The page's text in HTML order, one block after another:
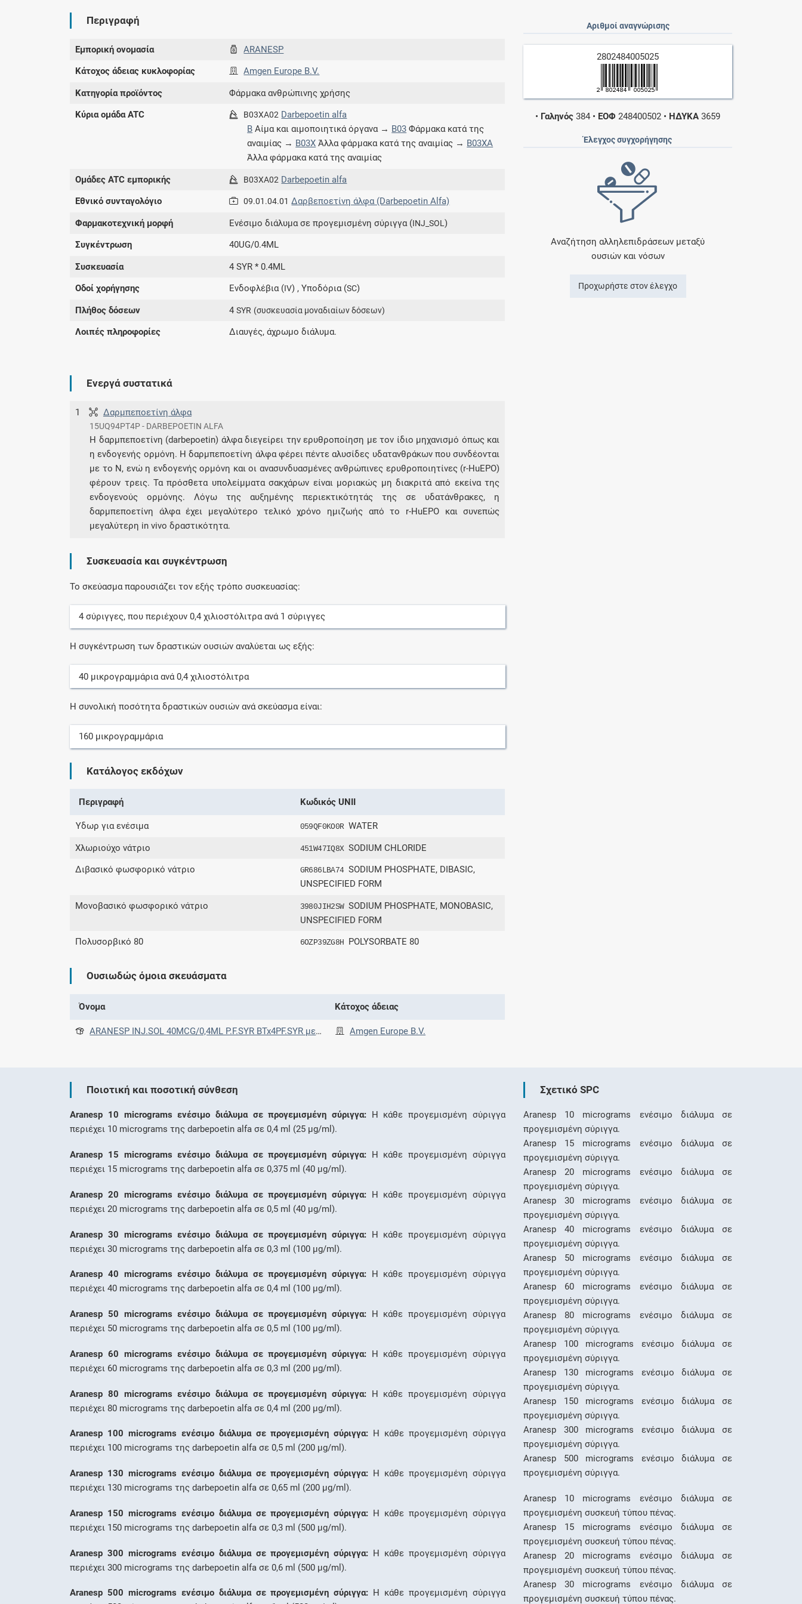
επιπλέον παροχές των συνδρομητικών
Ενδείξεις και αγωγές
Βρείτε θεραπευτικές ενδείξεις και αγωγές για
πορείας του Galinos.gr από το 2011 μέχρι
Περιγραφή
Εμπορική ονομασία ARANESP
Κάτοχος άδειας κυκλοφορίας Amgen Europe B.V.
Κατηγορία προϊόντος Φάρμακα ανθρώπινης χρήσης
Κύρια ομάδα ATC B03XA02 Darbepoetin alfa
B Αίμα και αιμοποιητικά όργανα → B03 Φάρμακα κατά της
αναιμίας → B03X Άλλα φάρμακα κατά της αναιμίας → B03XA
Άλλα φάρμακα κατά της αναιμίας
Ομάδες ATC εμπορικής B03XA02 Darbepoetin alfa
Εθνικό συνταγολόγιο 09.01.04.01 Δαρβεποετίνη άλφα (Darbepoetin Alfa)
Φαρμακοτεχνική μορφή Ενέσιμο διάλυμα σε προγεμισμένη σύριγγα (INJ_SOL)
Συγκέντρωση 40UG/0.4ML
Συσκευασία 4 SYR * 0.4ML
Οδοί χορήγησης Ενδοφλέβια (IV) , Υποδόρια (SC)
Πλήθος δόσεων 4SYR (συσκευασία μοναδιαίων δόσεων)
Λοιπές πληροφορίες Διαυγές, άχρωμο διάλυμα.
Αριθμοί αναγνώρισης
2802484005025
• Γαληνός 384 • ΕΟΦ 248400502 • ΗΔΥΚΑ 3659
Έλεγχος συγχορήγησης
Αναζήτηση αλληλεπιδράσεων μεταξύ
ουσιών και νόσων
Προχωρήστε στον έλεγχο
Ενεργά συστατικά
1 Δαρμπεποετίνη άλφα
15UQ94PT4P - DARBEPOETIN ALFA
Η δαρμπεποετίνη (darbepoetin) άλφα διεγείρει την ερυθροποίηση με τον ίδιο μηχανισμό όπως και
η ενδογενής ορμόνη. Η δαρμπεποετίνη άλφα φέρει πέντε αλυσίδες υδατανθράκων που συνδέονται
με το N, ενώ η ενδογενής ορμόνη και οι ανασυνδυασμένες ανθρώπινες ερυθροποιητίνες (r-HuEPO)
φέρουν τρεις. Τα πρόσθετα υπολείμματα σακχάρων είναι μοριακώς μη διακριτά από εκείνα της
ενδογενούς ορμόνης. Λόγω της αυξημένης περιεκτικότητάς της σε υδατάνθρακες, η
δαρμπεποετίνη άλφα έχει μεγαλύτερο τελικό χρόνο ημιζωής από το r-HuEPO και συνεπώς
μεγαλύτερη in vivo δραστικότητα.
Συσκευασία και συγκέντρωση
Το σκεύασμα παρουσιάζει τον εξής τρόπο συσκευασίας:
4 σύριγγες, που περιέχουν0,4 χιλιοστόλιτραανά 1 σύριγγες
Η συγκέντρωση των δραστικών ουσιών αναλύεται ως εξής:
40 μικρογραμμάριαανά0,4 χιλιοστόλιτρα
Η συνολική ποσότητα δραστικών ουσιών ανά σκεύασμα είναι:
160 μικρογραμμάρια
Κατάλογος εκδόχων
Περιγραφή Κωδικός UNII
Ύδωρ για ενέσιμα 059QF0KO0R WATER
Χλωριούχο νάτριο 451W47IQ8X SODIUM CHLORIDE
Διβασικό φωσφορικό νάτριο GR686LBA74 SODIUM PHOSPHATE, DIBASIC,
UNSPECIFIED FORM
Μονοβασικό φωσφορικό νάτριο 3980JIH2SW SODIUM PHOSPHATE, MONOBASIC,
UNSPECIFIED FORM
Πολυσορβικό 80 6OZP39ZG8H POLYSORBATE 80
Ουσιωδώς όμοια σκευάσματα
Όνομα Κάτοχος άδειας
ARANESP INJ.SOL 40MCG/0,4ML P.F.SYR BTx4PF.SYR με μηχανισμό κάλυψης βελόνας μηχανισμό κάλυψης βελόνας Amgen Europe B.V.
Ποιοτική και ποσοτική σύνθεση
Aranesp 10 micrograms ενέσιμο διάλυμα σε προγεμισμένη σύριγγα: Η κάθε προγεμισμένη σύριγγα
περιέχει 10 micrograms της darbepoetin alfa σε 0,4 ml (25 μg/ml).
Aranesp 15 micrograms ενέσιμο διάλυμα σε προγεμισμένη σύριγγα: Η κάθε προγεμισμένη σύριγγα
περιέχει 15 micrograms της darbepoetin alfa σε 0,375 ml (40 μg/ml).
Aranesp 20 micrograms ενέσιμο διάλυμα σε προγεμισμένη σύριγγα: Η κάθε προγεμισμένη σύριγγα
περιέχει 20 micrograms της darbepoetin alfa σε 0,5 ml (40 μg/ml).
Aranesp 30 micrograms ενέσιμο διάλυμα σε προγεμισμένη σύριγγα: Η κάθε προγεμισμένη σύριγγα
περιέχει 30 micrograms της darbepoetin alfa σε 0,3 ml (100 μg/ml).
Aranesp 40 micrograms ενέσιμο διάλυμα σε προγεμισμένη σύριγγα: Η κάθε προγεμισμένη σύριγγα
περιέχει 40 micrograms της darbepoetin alfa σε 0,4 ml (100 μg/ml).
Aranesp 50 micrograms ενέσιμο διάλυμα σε προγεμισμένη σύριγγα: Η κάθε προγεμισμένη σύριγγα
περιέχει 50 micrograms της darbepoetin alfa σε 0,5 ml (100 μg/ml).
Aranesp 60 micrograms ενέσιμο διάλυμα σε προγεμισμένη σύριγγα: Η κάθε προγεμισμένη σύριγγα
περιέχει 60 micrograms της darbepoetin alfa σε 0,3 ml (200 μg/ml).
Aranesp 80 micrograms ενέσιμο διάλυμα σε προγεμισμένη σύριγγα: Η κάθε προγεμισμένη σύριγγα
περιέχει 80 micrograms της darbepoetin alfa σε 0,4 ml (200 μg/ml).
Aranesp 100 micrograms ενέσιμο διάλυμα σε προγεμισμένη σύριγγα: Η κάθε προγεμισμένη σύριγγα
περιέχει 100 micrograms της darbepoetin alfa σε 0,5 ml (200 μg/ml).
Aranesp 130 micrograms ενέσιμο διάλυμα σε προγεμισμένη σύριγγα: Η κάθε προγεμισμένη σύριγγα
περιέχει 130 micrograms της darbepoetin alfa σε 0,65 ml (200 μg/ml).
Aranesp 150 micrograms ενέσιμο διάλυμα σε προγεμισμένη σύριγγα: Η κάθε προγεμισμένη σύριγγα
περιέχει 150 micrograms της darbepoetin alfa σε 0,3 ml (500 μg/ml).
Aranesp 300 micrograms ενέσιμο διάλυμα σε προγεμισμένη σύριγγα: Η κάθε προγεμισμένη σύριγγα
περιέχει 300 micrograms της darbepoetin alfa σε 0,6 ml (500 μg/ml).
Aranesp 500 micrograms ενέσιμο διάλυμα σε προγεμισμένη σύριγγα: Η κάθε προγεμισμένη σύριγγα
Σχετικό SPC
Aranesp 10 micrograms ενέσιμο διάλυμα σε
προγεμισμένη σύριγγα.
Aranesp 15 micrograms ενέσιμο διάλυμα σε
προγεμισμένη σύριγγα.
Aranesp 20 micrograms ενέσιμο διάλυμα σε
προγεμισμένη σύριγγα.
Aranesp 30 micrograms ενέσιμο διάλυμα σε
προγεμισμένη σύριγγα.
Aranesp 40 micrograms ενέσιμο διάλυμα σε
προγεμισμένη σύριγγα.
Aranesp 50 micrograms ενέσιμο διάλυμα σε
προγεμισμένη σύριγγα.
Aranesp 60 micrograms ενέσιμο διάλυμα σε
προγεμισμένη σύριγγα.
Aranesp 80 micrograms ενέσιμο διάλυμα σε
προγεμισμένη σύριγγα.
Aranesp 100 micrograms ενέσιμο διάλυμα σε
προγεμισμένη σύριγγα.
Aranesp 130 micrograms ενέσιμο διάλυμα σε
προγεμισμένη σύριγγα.
Aranesp 150 micrograms ενέσιμο διάλυμα σε
προγεμισμένη σύριγγα.
Aranesp 300 micrograms ενέσιμο διάλυμα σε
προγεμισμένη σύριγγα.
Aranesp 500 micrograms ενέσιμο διάλυμα σε
προγεμισμένη σύριγγα.
Aranesp 10 micrograms ενέσιμο διάλυμα σε
προγεμισμένη συσκευή τύπου πένας.
Aranesp 15 micrograms ενέσιμο διάλυμα σε
προγεμισμένη συσκευή τύπου πένας.
Aranesp 20 micrograms ενέσιμο διάλυμα σε
προγεμισμένη συσκευή τύπου πένας.
Aranesp 30 micrograms ενέσιμο διάλυμα σε
προγεμισμένη συσκευή τύπου πένας.